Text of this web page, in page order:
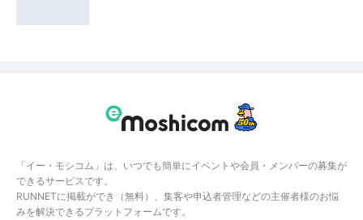
「イー・モシコム」は、いつでも簡単にイベントや会員・メンバーの募集が
できるサービスです。
RUNNETに掲載ができ（無料）、集客や申込者管理などの主催者様のお悩
みを解決できるプラットフォームです。